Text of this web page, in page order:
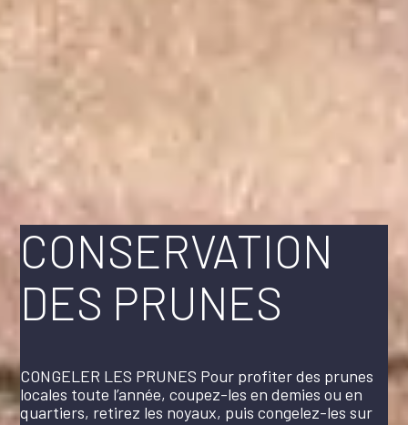
CONSERVATION
DES PRUNES
CONGELER LES PRUNES Pour profiter des prunes
locales toute l’année, coupez-les en demies ou en
quartiers, retirez les noyaux, puis congelez-les sur